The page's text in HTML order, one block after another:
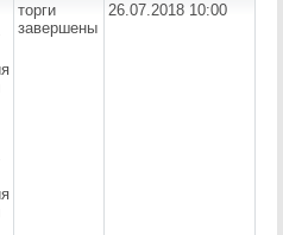
торги
завершены
26.07.2018 10:00